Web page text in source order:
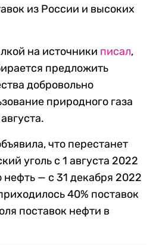
из России и высоких
на источники писал,
предложить
добровольно
природного газа
что перестанет
уголь с 1 августа 2022
нефть — с 31 декабря 2022
40% поставок
поставок нефти в